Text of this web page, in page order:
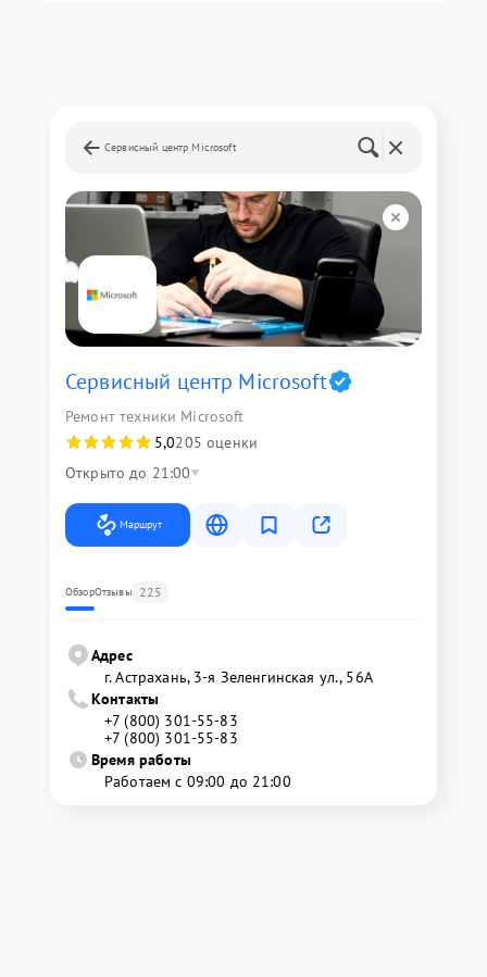
Сервисный центр Microsoft
Сервисный центр Microsoft
Ремонт техники Microsoft
5,0205 оценки
Открыто до 21:00
Маршрут
ОбзорОтзывы 225
Адрес
г. Астрахань, 3-я Зеленгинская ул., 56А
Контакты
+7 (800) 301-55-83
+7 (800) 301-55-83
Время работы
Работаем с 09:00 до 21:00